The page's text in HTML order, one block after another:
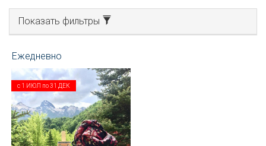
Показать фильтры
с 1 ИЮЛ по31 ДЕК